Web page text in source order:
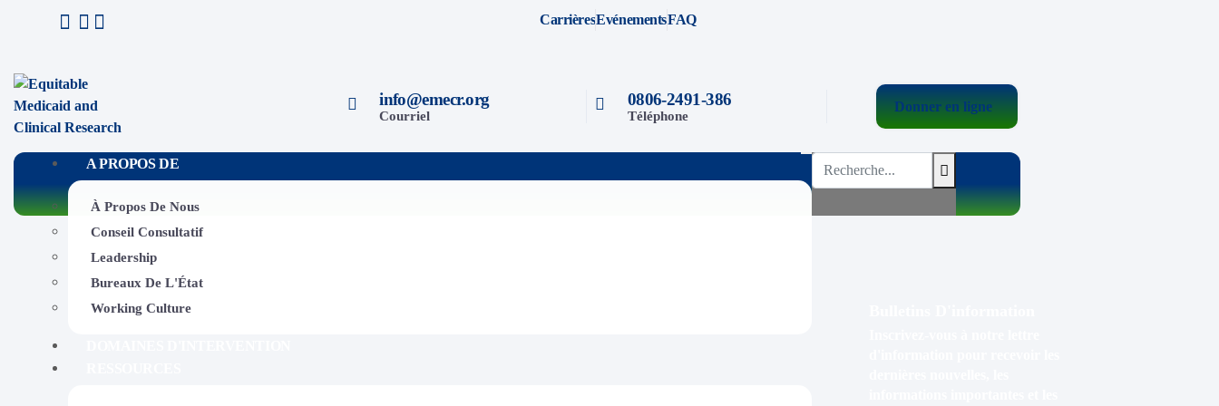
CarrièresEvénementsFAQ
info@emecr.org
Courriel
0806-2491-386
Téléphone
Donner en ligne
A PROPOS DE
À Propos De Nous
Conseil Consultatif
Leadership
Bureaux De L'État
Working Culture